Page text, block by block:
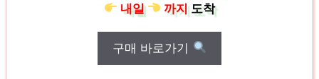
내일
까지도착
구매 바로가기